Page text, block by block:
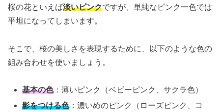
桜の花といえば淡いピンクですが、単純なピンク一色では
平坦になってしまいます。
そこで、桜の美しさを表現するために、以下のような色の
組み合わせを使いましょう。
基本の色：薄いピンク（ベビーピンク、サクラ色）
影をつける色：濃いめのピンク（ローズピンク、コ